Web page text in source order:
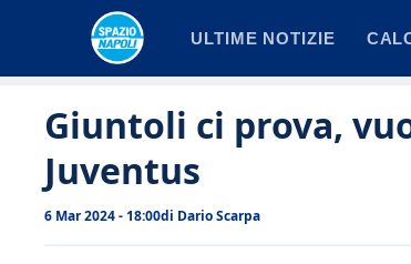
ULTIME NOTIZIE
Giuntoli ci prova,
Juventus
6 Mar 2024 - 18:00di Dario Scarpa